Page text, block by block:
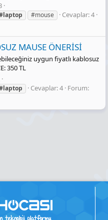
#mouse
Cevaplar: 4
MAUSE ÖNERİSİ
uygun fiyatlı kablosuz
350 TL
Cevaplar: 4 Forum: